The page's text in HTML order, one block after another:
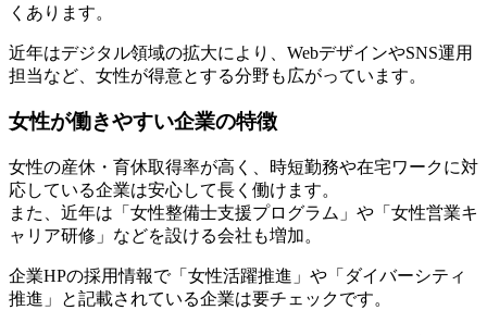
くあります。
近年はデジタル領域の拡大により、WebデザインやSNS運用
担当など、女性が得意とする分野も広がっています。
女性が働きやすい企業の特徴
女性の産休・育休取得率が高く、時短勤務や在宅ワークに対
応している企業は安心して長く働けます。
また、近年は「女性整備士支援プログラム」や「女性営業キ
ャリア研修」などを設ける会社も増加。
企業HPの採用情報で「女性活躍推進」や「ダイバーシティ
推進」と記載されている企業は要チェックです。